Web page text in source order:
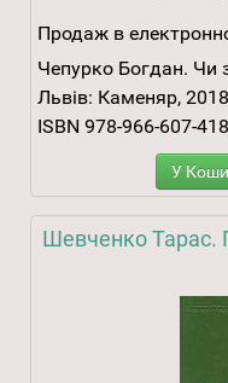
Продаж в
Чепурко Богдан. Чи
Львів: Каменяр,
ISBN 978-966-607-
У
Шевченко Тарас.